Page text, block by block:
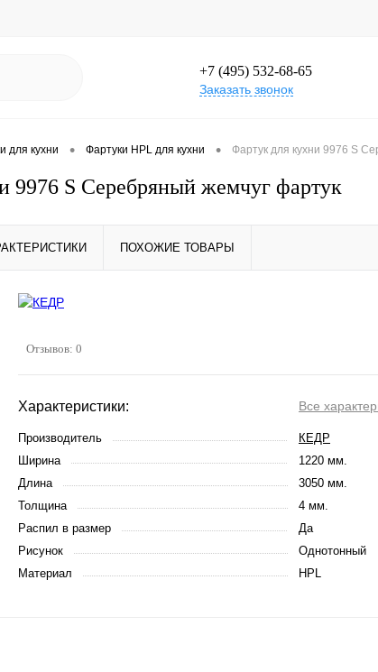
+7 (495) 532-68-65
Заказать звонок
для кухни • Фартуки HPL для кухни • Фартук для кухни 9976 S
9976 S Серебряный жемчуг фартук
ПОХОЖИЕ ТОВАРЫ
Отзывов: 0
Характеристики: се
Производитель
КЕДР
Ширина
1220 мм.
Длина
3050 мм.
Толщина
4 мм.
Распил в размер
Да
Рисунок
Однотонный
Материал
HPL